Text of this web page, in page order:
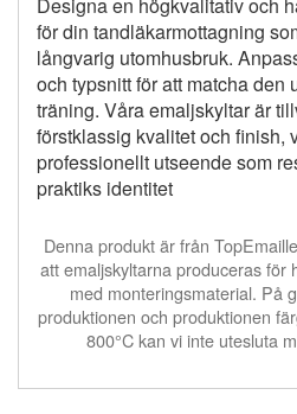
för din tandläkarmottagning
långvarig utomhusbruk.
och typsnitt för att matcha den
träning. Våra emaljskyltar är
förstklassig kvalitet och finish,
professionellt utseende som
praktiks identitet
Denna produkt är från
att emaljskyltarna produceras för
med monteringsmaterial. På
produktionen och produktionen
800°C kan vi inte utesluta